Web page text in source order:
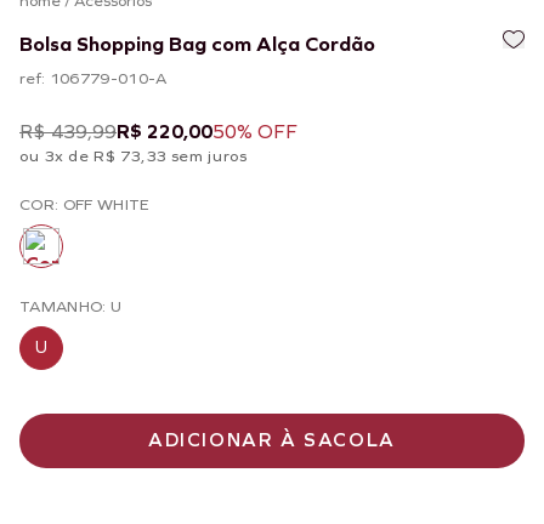
Bolsa Shopping Bag com Alça Cordão
ref: 106779-010-A
R$ 439,99R$ 220,0050% OFF
ou 3x de R$ 73,33 sem juros
COR: OFF WHITE
TAMANHO: U
U
ADICIONAR À SACOLA